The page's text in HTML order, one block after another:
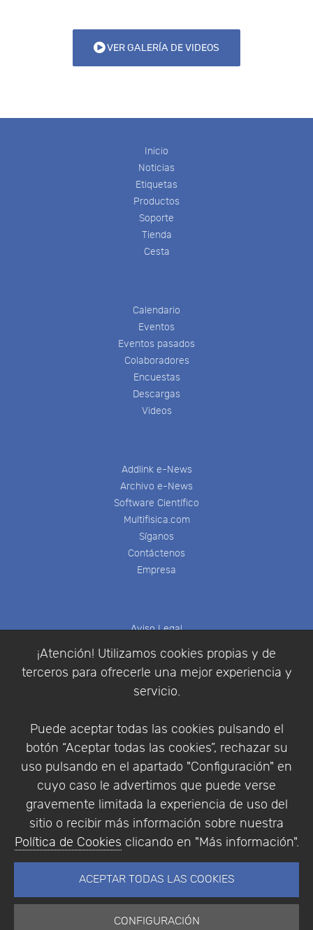
¡Atención! Utilizamos cookies propias y de
terceros para ofrecerle una mejor experiencia y
servicio.
Puede aceptar todas las cookies pulsando el
botón “Aceptar todas las cookies”, rechazar su
uso pulsando en el apartado "Configuración" en
cuyo caso le advertimos que puede verse
gravemente limitada la experiencia de uso del
sitio o recibir más información sobre nuestra
Política de Cookies clicando en "Más información".
ACEPTAR TODAS LAS COOKIES
CONFIGURACIÓN
VER GALERÍA DE VIDEOS
Inicio
Noticias
Etiquetas
Productos
Soporte
Tienda
Cesta
Calendario
Eventos
Eventos pasados
Colaboradores
Encuestas
Descargas
Videos
Addlink e-News
Archivo e-News
Software Científico
Multifisica.com
Síganos
Contáctenos
Empresa
Aviso Legal
Condiciones de compra
Identificarse
Empresa|Aviso Legal| Política de Privacidad |
Política de Cookies
© Copyright 1994 - 2026. Addlink Software
Científico, S.L.
Portugal.